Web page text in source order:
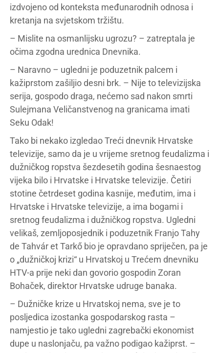
izdvojeno od konteksta međunarodnih odnosa i
kretanja na svjetskom tržištu.
– Mislite na osmanlijsku ugrozu? – zatreptala je
očima zgodna urednica Dnevnika.
– Naravno – ugledni je poduzetnik palcem i
kažiprstom zašiljio desni brk. – Nije to televizijska
serija, gospodo draga, nećemo sad nakon smrti
Sulejmana Veličanstvenog na granicama imati
Seku Odak!
Tako bi nekako izgledao Treći dnevnik Hrvatske
televizije, samo da je u vrijeme sretnog feudalizma i
dužničkog ropstva šezdesetih godina šesnaestog
vijeka bilo i Hrvatske i Hrvatske televizije. Četiri
stotine četrdeset godina kasnije, međutim, ima i
Hrvatske i Hrvatske televizije, a ima bogami i
sretnog feudalizma i dužničkog ropstva. Ugledni
velikaš, zemljoposjednik i poduzetnik Franjo Tahy
de Tahvár et Tarkő bio je opravdano spriječen, pa je
o „dužničkoj krizi“ u Hrvatskoj u Trećem dnevniku
HTV-a prije neki dan govorio gospodin Zoran
Bohaček, direktor Hrvatske udruge banaka.
– Dužničke krize u Hrvatskoj nema, sve je to
posljedica izostanka gospodarskog rasta –
namjestio je tako ugledni zagrebački ekonomist
dupe u naslonjaču, pa važno podigao kažiprst. –